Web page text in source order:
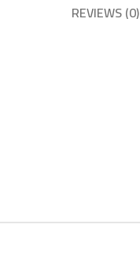
REVIEWS (0)